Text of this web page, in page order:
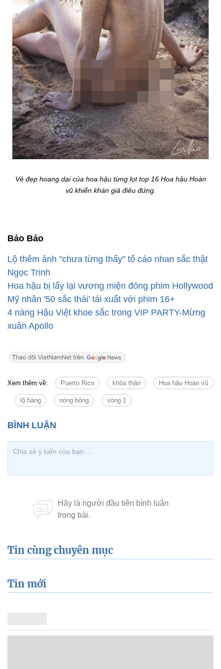
Vẻ đẹp hoang dại của hoa hậu từng lọt top 16 Hoa hậu Hoàn
vũ khiến khán giả điêu đứng.
Bảo Bảo
Lộ thêm ảnh "chưa từng thấy" tố cáo nhan sắc thật
Ngọc Trinh
Hoa hậu bị lấy lại vương miện đóng phim Hollywood
Mỹ nhân '50 sắc thái' tái xuất với phim 16+
4 nàng Hậu Việt khoe sắc trong VIP PARTY-Mừng
xuân Apollo
Xem thêm về: Puerto Rico khỏa thân Hoa hậu Hoàn vũ
lộ hàng nóng bỏng vòng 1
Tin cùng chuyên mục
Tin mới